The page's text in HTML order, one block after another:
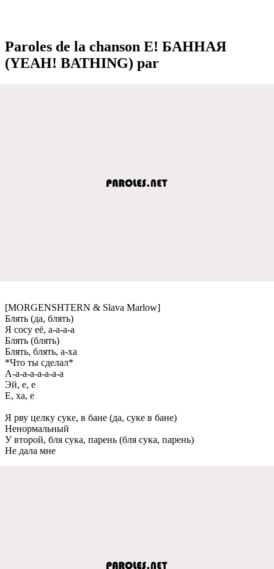
Paroles de la chanson Е! БАННАЯ
(YEAH! BATHING) par
[MORGENSHTERN & Slava Marlow]
Блять (да, блять)
Я сосу её, а-а-а-а
Блять (блять)
Блять, блять, а-ха
*Что ты сделал*
А-а-а-а-а-а-а-а
Эй, е, е
Е, ха, е
Я рву целку суке, в бане (да, суке в бане)
Ненормальный
У второй, бля сука, парень (бля сука, парень)
Не дала мне